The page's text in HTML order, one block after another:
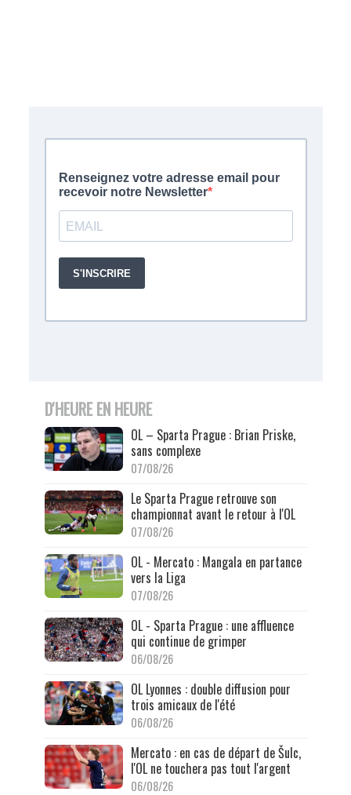
D'HEURE EN HEURE
OL – Sparta Prague : Brian Priske,
sans complexe
07/08/26
Le Sparta Prague retrouve son
championnat avant le retour à l'OL
07/08/26
OL - Mercato : Mangala en partance
vers la Liga
07/08/26
OL - Sparta Prague : une affluence
qui continue de grimper
06/08/26
OL Lyonnes : double diffusion pour
trois amicaux de l'été
06/08/26
Mercato : en cas de départ de Šulc,
l'OL ne touchera pas tout l'argent
06/08/26